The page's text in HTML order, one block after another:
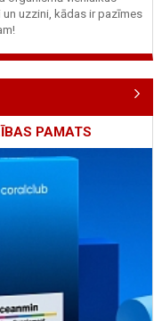
uzzini, kādas ir pazīmes
PAMATS